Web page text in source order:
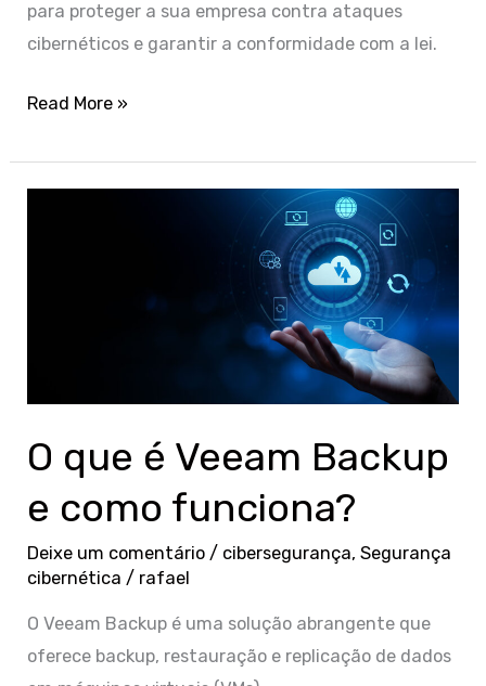
para proteger a sua empresa contra ataques
cibernéticos e garantir a conformidade com a lei.
Read More »
O que é Veeam Backup
e como funciona?
Deixe um comentário / cibersegurança,Segurança
cibernética / rafael
O Veeam Backup é uma solução abrangente que
oferece backup, restauração e replicação de dados